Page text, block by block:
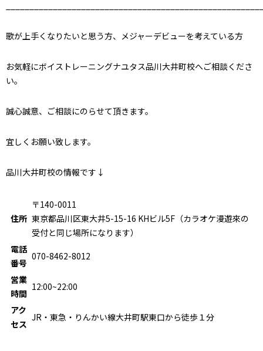
歌が上手くなりたいと思う方、メジャーデビューを考えている方
お気軽にボイストレーニングナユタス品川大井町校へご相談くださ
い。
誠心誠意、ご相談にのらせて頂きます。
宜しくお願い致します。
品川大井町校の情報です↓
住所
〒140-0011
東京都品川区東大井5-15-16 KHビル5F（カラオケ漫遊來の
受付と同じ場所になります）
電話
番号
070-8462-8012
営業
時間
12:00~22:00
アク
セス
JR・東急・りんかい線大井町駅東口から徒歩１分